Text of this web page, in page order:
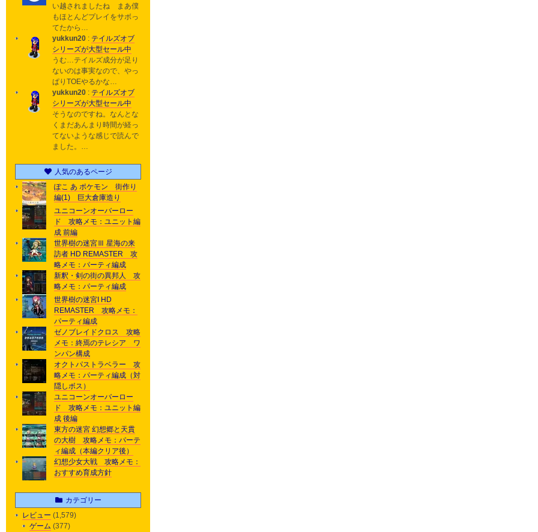
い越されましたね まあ僕
もほとんどプレイをサボっ
てたから…
yukkun20 : テイルズオブ
シリーズが大型セール中
うむ…テイルズ成分が足り
ないのは事実なので、やっ
ぱりTOEやるかな…
yukkun20 : テイルズオブ
シリーズが大型セール中
そうなのですね。なんとな
くまだあんまり時間が経っ
てないような感じで読んで
ました。…
人気のあるページ
ぽこ あ ポケモン 街作り
編(1) 巨大倉庫造り
ユニコーンオーバーロー
ド 攻略メモ：ユニット編
成 前編
世界樹の迷宮Ⅲ 星海の来
訪者 HD REMASTER 攻
略メモ：パーティ編成
新釈・剣の街の異邦人 攻
略メモ：パーティ編成
世界樹の迷宮I HD
REMASTER 攻略メモ：
パーティ編成
ゼノブレイドクロス 攻略
メモ：終焉のテレシア ワ
ンパン構成
オクトパストラベラー 攻
略メモ：パーティ編成（対
隠しボス）
ユニコーンオーバーロー
ド 攻略メモ：ユニット編
成 後編
東方の迷宮 幻想郷と天貫
の大樹 攻略メモ：パーテ
ィ編成（本編クリア後）
幻想少女大戦 攻略メモ：
おすすめ育成方針
カテゴリー
レビュー (1,579)
ゲーム (377)